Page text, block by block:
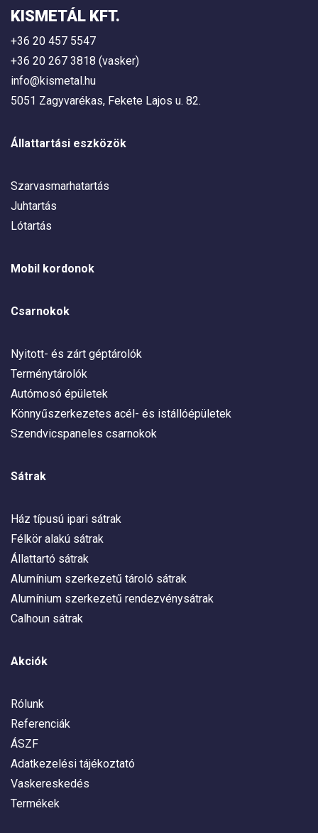
KISMETÁL KFT.
+36 20 457 5547
+36 20 267 3818 (vasker)
info@kismetal.hu
5051 Zagyvarékas, Fekete Lajos u. 82.
Állattartási eszközök
Szarvasmarhatartás
Juhtartás
Lótartás
Mobil kordonok
Csarnokok
Nyitott- és zárt géptárolók
Terménytárolók
Autómosó épületek
Könnyűszerkezetes acél- és istállóépületek
Szendvicspaneles csarnokok
Sátrak
Ház típusú ipari sátrak
Félkör alakú sátrak
Állattartó sátrak
Alumínium szerkezetű tároló sátrak
Alumínium szerkezetű rendezvénysátrak
Calhoun sátrak
Akciók
Rólunk
Referenciák
ÁSZF
Adatkezelési tájékoztató
Vaskereskedés
Termékek